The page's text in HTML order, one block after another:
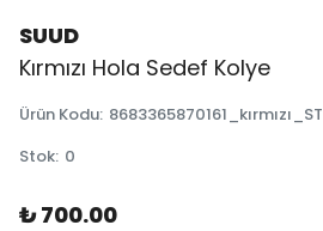
SUUD
Kırmızı Hola Sedef Kolye
Ürün Kodu: 8683365870161_kırmızı_ST
Stok: 0
₺ 700.00